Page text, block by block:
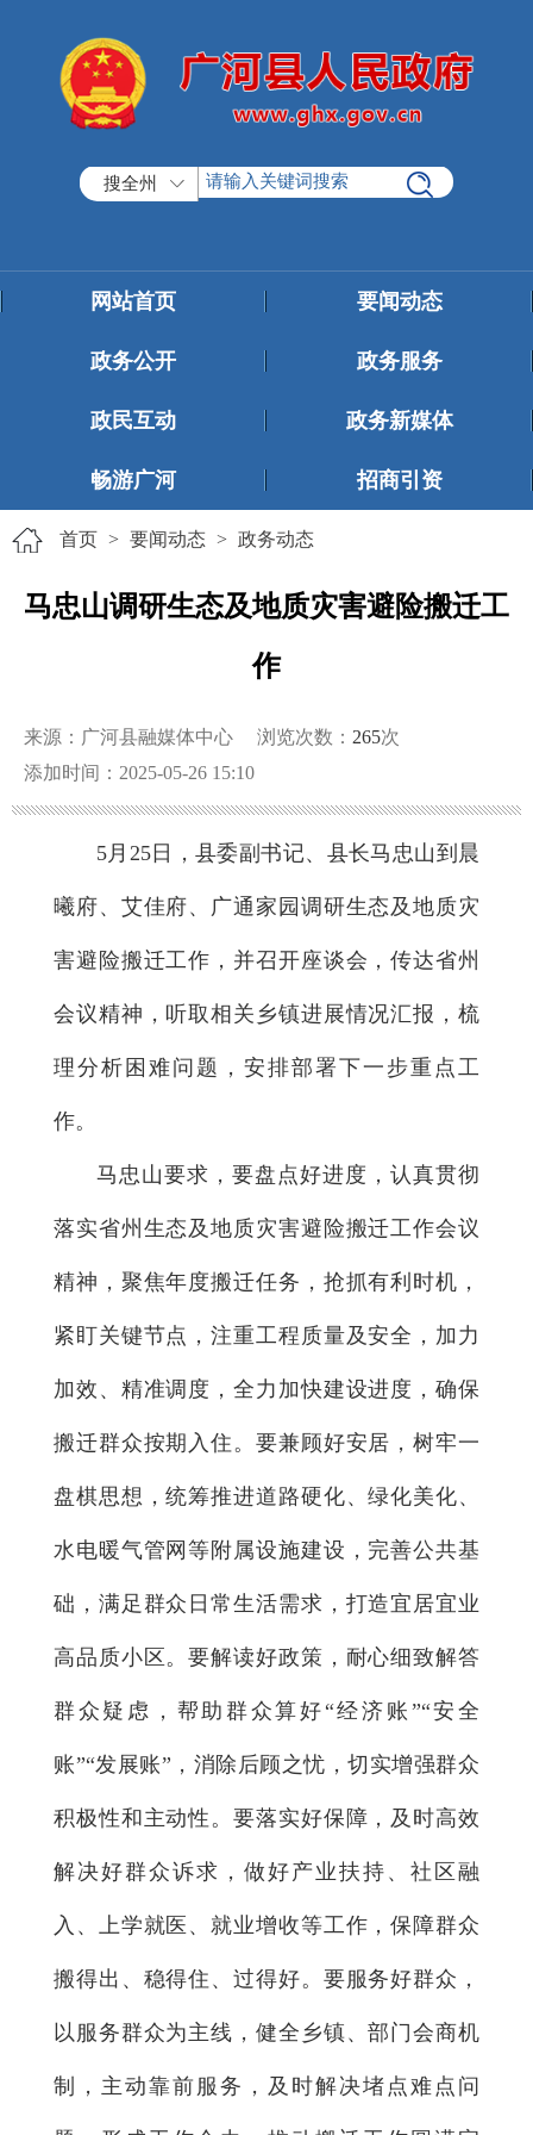
搜全州
网站首页 要闻动态
政务公开 政务服务
政民互动 政务新媒体
畅游广河 招商引资
首页 > 要闻动态 > 政务动态
马忠山调研生态及地质灾害避险搬迁工
作
来源：广河县融媒体中心 浏览次数： 265次
添加时间：2025-05-26 15:10
5月25日，县委副书记、县长马忠山到晨
曦府、艾佳府、广通家园调研生态及地质灾
害避险搬迁工作，并召开座谈会，传达省州
会议精神，听取相关乡镇进展情况汇报，梳
理分析困难问题，安排部署下一步重点工
作。
马忠山要求，要盘点好进度，认真贯彻
落实省州生态及地质灾害避险搬迁工作会议
精神，聚焦年度搬迁任务，抢抓有利时机，
紧盯关键节点，注重工程质量及安全，加力
加效、精准调度，全力加快建设进度，确保
搬迁群众按期入住。要兼顾好安居，树牢一
盘棋思想，统筹推进道路硬化、绿化美化、
水电暖气管网等附属设施建设，完善公共基
础，满足群众日常生活需求，打造宜居宜业
高品质小区。要解读好政策，耐心细致解答
群众疑虑，帮助群众算好“经济账”“安全
账”“发展账”，消除后顾之忧，切实增强群众
积极性和主动性。要落实好保障，及时高效
解决好群众诉求，做好产业扶持、社区融
入、上学就医、就业增收等工作，保障群众
搬得出、稳得住、过得好。要服务好群众，
以服务群众为主线，健全乡镇、部门会商机
制，主动靠前服务，及时解决堵点难点问